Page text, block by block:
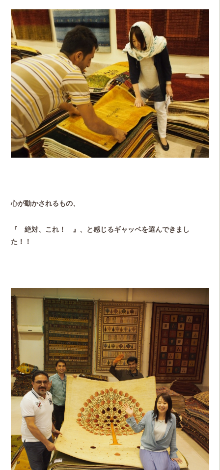
心が動かされるもの、
『 絶対、これ！ 』、と感じるギャッベを選んできまし
た！！